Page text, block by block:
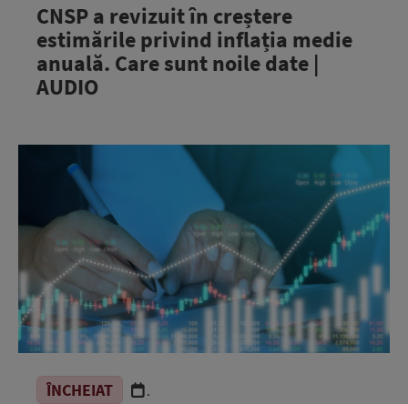
CNSP a revizuit în creștere
estimările privind inflația medie
anuală. Care sunt noile date |
AUDIO
ÎNCHEIAT .